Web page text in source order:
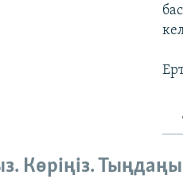
Көріңіз.